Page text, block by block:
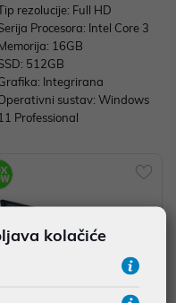
rezolucije: Full HD
Procesora: Intel Core 3
16GB
512GB
Integrirana
sustav: Windows
11 Professional
kolačiće